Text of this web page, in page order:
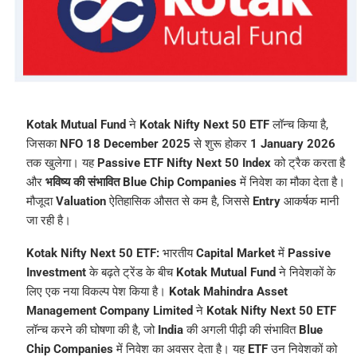
Kotak Mutual Fund ने Kotak Nifty Next 50 ETFलॉन्च किया है,
जिसका NFO 18 December 2025 से शुरू होकर 1 January 2026
तक खुलेगा। यह Passive ETF Nifty Next 50 Indexको ट्रैक करता है
और भविष्य की संभावित Blue Chip Companies में निवेश का मौका देता है।
मौजूदाValuationऐतिहासिक औसत से कम है, जिससे Entryआकर्षक मानी
जा रही है।
Kotak Nifty Next 50 ETF:भारतीयCapital Marketमें Passive
Investmentके बढ़ते ट्रेंड के बीच Kotak Mutual Fund ने निवेशकों के
लिए एक नया विकल्प पेश किया है। Kotak Mahindra Asset
Management Company Limited ने Kotak Nifty Next 50 ETF
लॉन्च करने की घोषणा की है, जो Indiaकी अगली पीढ़ी की संभावित Blue
Chip Companies में निवेश का अवसर देता है। यह ETFउन निवेशकों को